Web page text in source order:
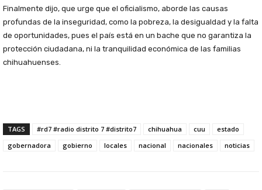
Finalmente dijo, que urge que el oficialismo, aborde las causas
profundas de la inseguridad, como la pobreza, la desigualdad y la falta
de oportunidades, pues el país está en un bache que no garantiza la
protección ciudadana, ni la tranquilidad económica de las familias
chihuahuenses.
TAGS #rd7 #radio distrito 7 #distrito7 chihuahua cuu
estado
gobernadora
gobierno locales nacional nacionales noticias